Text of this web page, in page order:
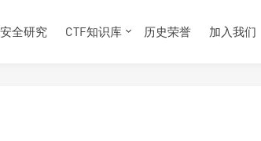
安全研究 CTF知识库 历史荣誉 加入我们